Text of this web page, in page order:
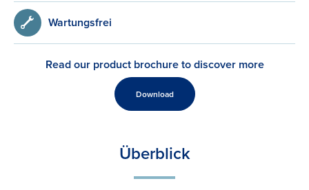
Wartungsfrei
Read our product brochure to discover more
Download
Überblick